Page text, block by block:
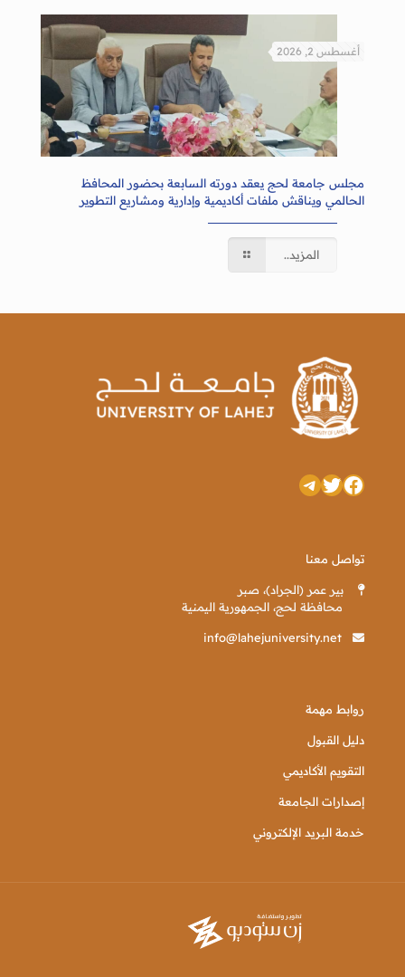
أغسطس 2, 2026
مجلس جامعة لحج يعقد دورته السابعة بحضور المحافظ
الحالمي ويناقش ملفات أكاديمية وإدارية ومشاريع التطوير
المزيد..
فيسبوك
تويترتيليجرام
تواصل معنا
بير عمر (الجراد)، صبر
محافظة لحج، الجمهورية اليمنية
info@lahejuniversity.net
روابط مهمة
دليل القبول
التقويم الأكاديمي
إصدارات الجامعة
خدمة البريد الإلكتروني